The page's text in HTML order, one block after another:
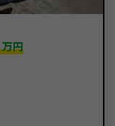
万円